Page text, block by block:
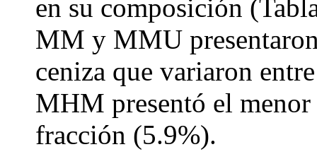
en su composición
MM y MMU
ceniza que variaron
MHM presentó el menor
fracción (5.9%).